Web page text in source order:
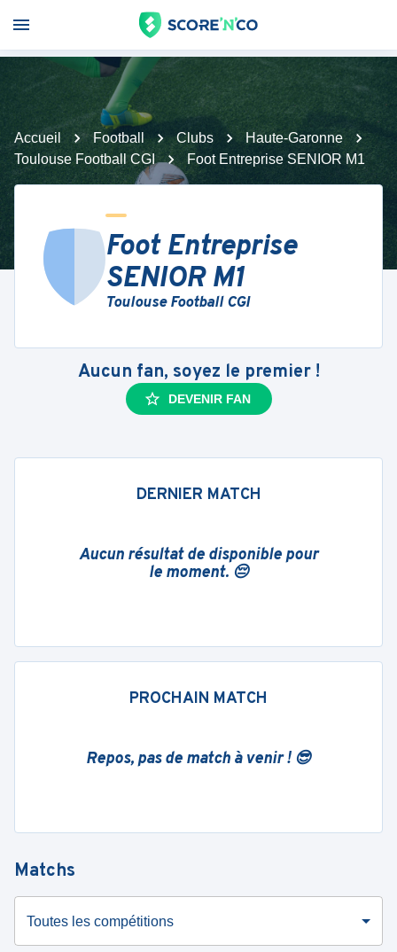
Accueil Football Clubs
Haute-Garonne
Toulouse Football CGI
Foot Entreprise SENIOR M1
Foot Entreprise
SENIOR M1
Toulouse Football CGI
Aucun fan, soyez le premier !
DEVENIR FAN
DERNIER MATCH
Aucun résultat de disponible pour
le moment. 😔
PROCHAIN MATCH
Repos, pas de match à venir ! 😎
Matchs
Toutes les compétitions